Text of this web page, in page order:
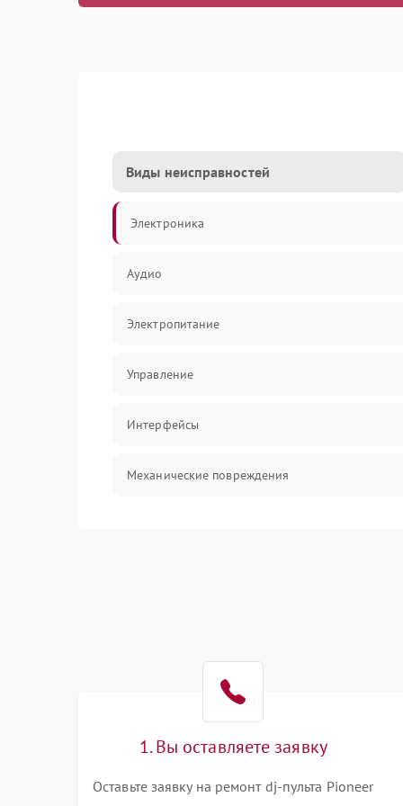
Виды неисправностей
Электроника
Аудио
Электропитание
Управление
Интерфейсы
Механические повреждения
1. Вы оставляете заявку
Оставьте заявку на ремонт dj-пульта Pioneer